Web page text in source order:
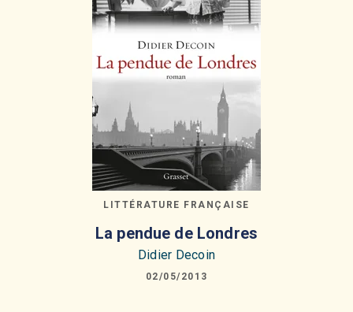
LITTÉRATURE FRANÇAISE
La pendue de Londres
Didier Decoin
02/05/2013